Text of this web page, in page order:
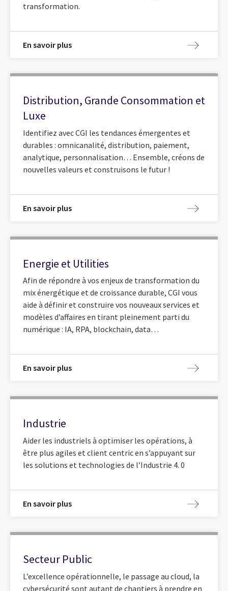
transformation.
En savoir plus
Distribution, Grande Consommation et
Luxe
Identifiez avec CGI les tendances émergentes et
durables : omnicanalité, distribution, paiement,
analytique, personnalisation… Ensemble, créons de
nouvelles valeurs et construisons le futur !
En savoir plus
Energie et Utilities
Afin de répondre à vos enjeux de transformation du
mix énergétique et de croissance durable, CGI vous
aide à définir et construire vos nouveaux services et
modèles d’affaires en tirant pleinement parti du
numérique : IA, RPA, blockchain, data…
En savoir plus
Industrie
Aider les industriels à optimiser les opérations, à
être plus agiles et client centric en s’appuyant sur
les solutions et technologies de l’Industrie 4. 0
En savoir plus
Secteur Public
L’excellence opérationnelle, le passage au cloud, la
cybersécurité sont autant de chantiers à prendre en